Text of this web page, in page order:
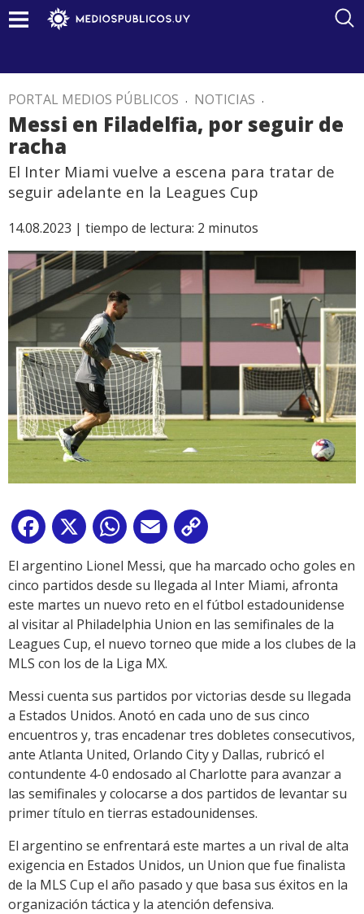
PORTAL MEDIOS PÚBLICOS . NOTICIAS .
Messi en Filadelfia, por seguir de
racha
El Inter Miami vuelve a escena para tratar de
seguir adelante en la Leagues Cup
14.08.2023 | tiempo de lectura: 2 minutos
Facebook
X WhatsApp
Email
Link
El argentino Lionel Messi, que ha marcado ocho goles en
cinco partidos desde su llegada al Inter Miami, afronta
este martes un nuevo reto en el fútbol estadounidense
al visitar al Philadelphia Union en las semifinales de la
Leagues Cup, el nuevo torneo que mide a los clubes de la
MLS con los de la Liga MX.
Messi cuenta sus partidos por victorias desde su llegada
a Estados Unidos. Anotó en cada uno de sus cinco
encuentros y, tras encadenar tres dobletes consecutivos,
ante Atlanta United, Orlando City y Dallas, rubricó el
contundente 4-0 endosado al Charlotte para avanzar a
las semifinales y colocarse a dos partidos de levantar su
primer título en tierras estadounidenses.
El argentino se enfrentará este martes a un rival de alta
exigencia en Estados Unidos, un Union que fue finalista
de la MLS Cup el año pasado y que basa sus éxitos en la
organización táctica y la atención defensiva.